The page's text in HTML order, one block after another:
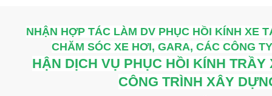
NHẬN HỢP TÁC LÀM DV PHỤC HỒI KÍNH XE
CHĂM SÓC XE HƠI, GARA, CÁC CÔNG
HẬN DỊCH VỤ PHỤC HỒI KÍNH
CÔNG TRÌNH XÂY